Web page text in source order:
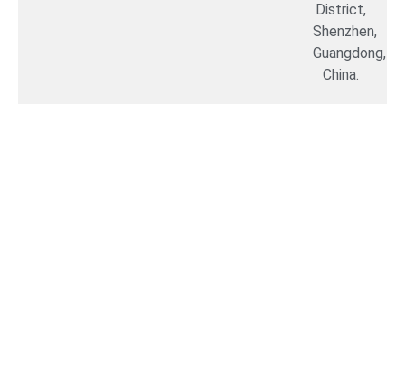
District,
Shenzhen,
Guangdong,
China.